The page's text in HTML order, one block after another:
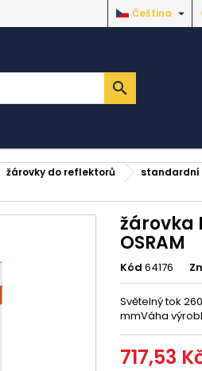
Čeština 

žárovky do reflektorů
standardní
žárovka
OSRAM
Kód 64176
Světelný tok
mmVáha
717,53